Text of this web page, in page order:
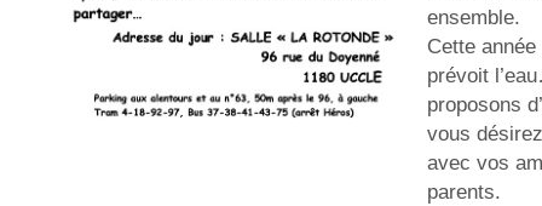
ensemble.
Cette
prévoit
proposons
vous
avec vos
parents.